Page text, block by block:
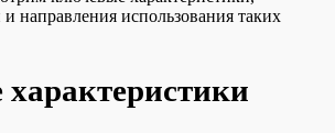
направления использования таких